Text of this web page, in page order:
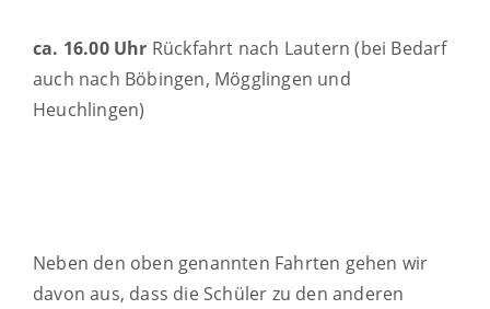
ca. 16.00 Uhr Rückfahrt nach Lautern (bei Bedarf
auch nach Böbingen, Mögglingen und
Heuchlingen)
Neben den oben genannten Fahrten gehen wir
davon aus, dass die Schüler zu den anderen